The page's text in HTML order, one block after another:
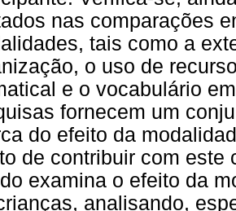
nas comparações
tais como a
o uso de
e o vocabulário
fornecem um
do efeito da
de contribuir com este
examina o efeito da
analisando,